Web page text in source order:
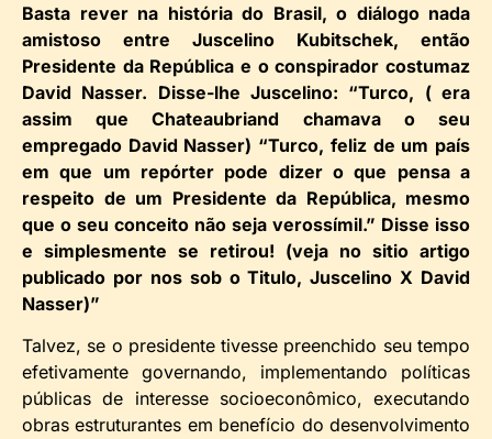
Basta rever na história do Brasil, o diálogo nada
amistoso entre Juscelino Kubitschek, então
Presidente da República e o conspirador costumaz
David Nasser. Disse-lhe Juscelino: “Turco, ( era
assim que Chateaubriand chamava o seu
empregado David Nasser) “Turco, feliz de um país
em que um repórter pode dizer o que pensa a
respeito de um Presidente da República, mesmo
que o seu conceito não seja verossímil.” Disse isso
e simplesmente se retirou! (veja no sitio artigo
publicado por nos sob o Titulo, Juscelino X David
Nasser)”
Talvez, se o presidente tivesse preenchido seu tempo
efetivamente governando, implementando políticas
públicas de interesse socioeconômico, executando
obras estruturantes em benefício do desenvolvimento